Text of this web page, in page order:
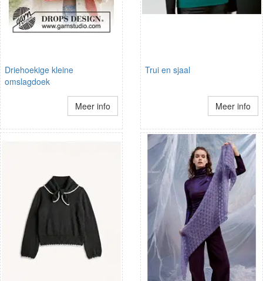
Driehoekige kleine
omslagdoek
Meer info
Trui en sjaal
Meer info